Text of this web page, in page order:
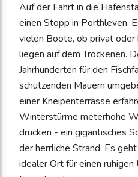
Auf der Fahrt in die
einen Stopp in Porthleven.
vielen Boote, ob privat
liegen auf dem Trockenen.
Jahrhunderten für den
schützenden Mauern
einer Kneipenterrasse
Winterstürme meterhohe
drücken - ein gigantisches
der herrliche Strand. Es
idealer Ort für einen